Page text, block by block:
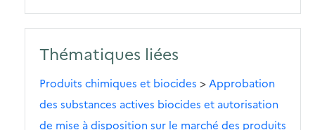
Thématiques liées
Produits chimiques et biocides > Approbation
des substances actives biocides et autorisation
de mise à disposition sur le marché des produits